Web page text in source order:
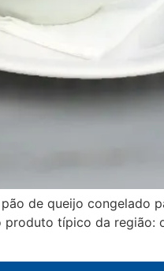
de queijo congelado
típico da região: